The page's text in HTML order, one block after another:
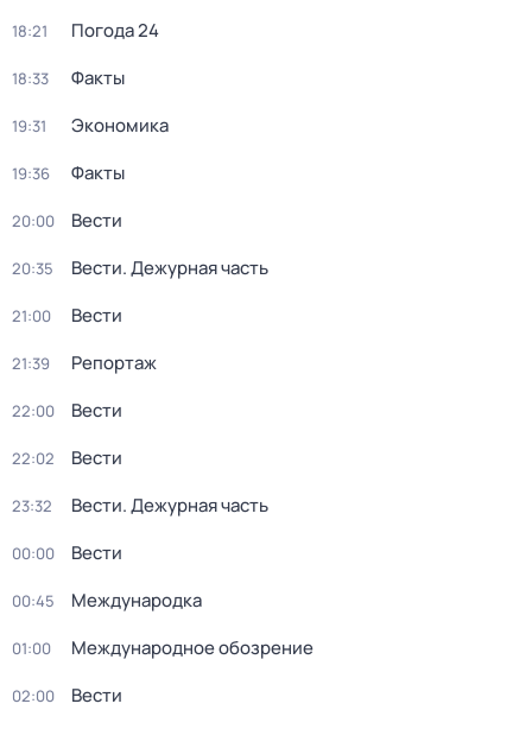
18:21 Погода 24
18:33 Факты
19:31 Экономика
19:36 Факты
20:00 Вести
20:35 Вести. Дежурная часть
21:00 Вести
21:39 Репортаж
22:00 Вести
22:02 Вести
23:32 Вести. Дежурная часть
00:00 Вести
00:45 Международка
01:00 Международное обозрение
02:00 Вести